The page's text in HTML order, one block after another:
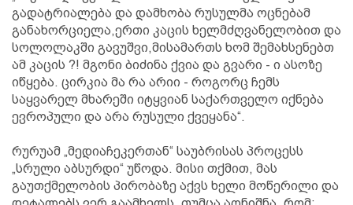
გადატრიალება და დამხობა რუსულმა ოცნებამ
განახორციელა,ერთი კაცის ხელმძღვანელობით და
სოლოლაკში გავუშვი,მისამართს ხომ შემახსენებთ
ამ კაცის ?! მგონი ბიძინა ქვია და გვარი - ი ასოზე
იწყება. ცირკია მა რა არიი - როგორც ჩემს
საყვარელ მხარეში იტყვიან საქართველო იქნება
ევროპული და არა რუსული ქვეყანა“.
რურუამ „მედიაჩეკერთან“ საუბრისას პროცესს
„სრული აბსურდი“ უწოდა. მისი თქმით, მას
გაუთქმელობის პირობაზე აქვს ხელი მოწერილი და